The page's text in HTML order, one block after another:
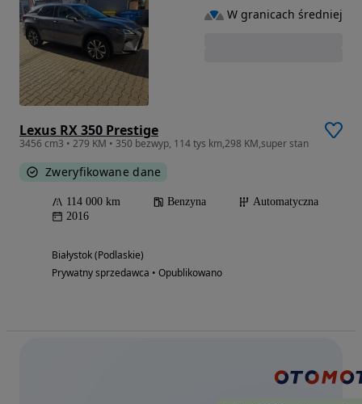
Lexus RX 350 Prestige
3456 cm3 • 279 KM • 350 bezwyp, 114 tys km,298 KM,super stan
Zweryfikowane dane
114 000 km Benzyna
Automatyczna
2016
Białystok (Podlaskie)
Prywatny sprzedawca • Opublikowano
W granicach średniej